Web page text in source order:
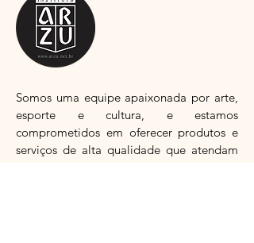
Somos uma equipe apaixonada por arte,
esporte e cultura, e estamos
comprometidos em oferecer produtos e
serviços de alta qualidade que atendam